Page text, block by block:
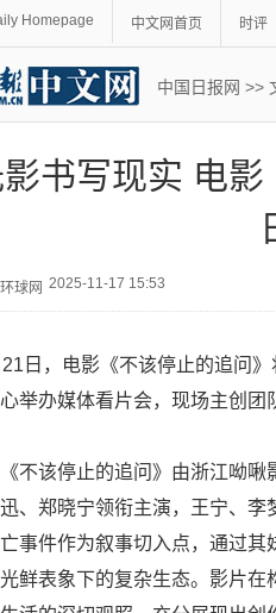
Homepage 中文网首页 时评
中国日报网 >>
书写现实 电影
环球网 2025-11-17 15:53
日，电影《不该停止的追问
举办媒体看片会，现场主创团
不该停止的追问》由浙江呦啾
、郑晓宁领衔主演，王宁、
事件作为叙事切入点，通过
鲜表象下的复杂生态。影片